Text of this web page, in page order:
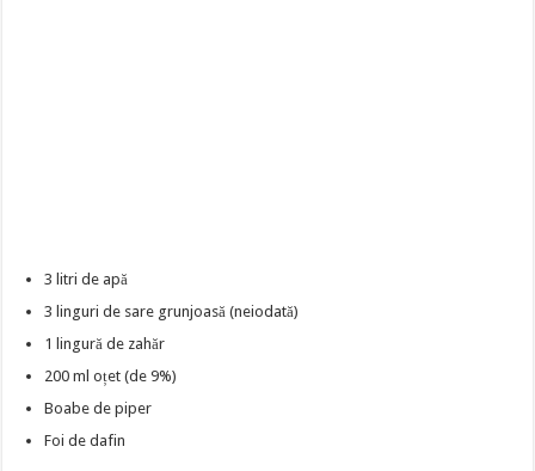
3 litri de apă
3 linguri de sare grunjoasă (neiodată)
1 lingură de zahăr
200 ml oțet (de 9%)
Boabe de piper
Foi de dafin